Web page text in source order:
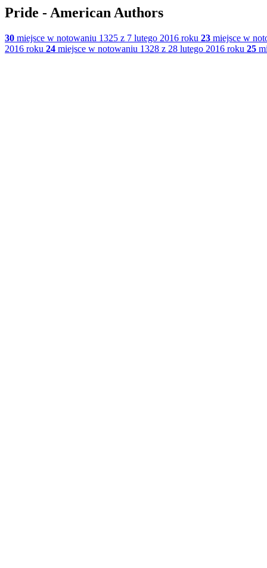
Pride - American Authors
30 miejsce w notowaniu 1325 z 7 lutego 2016 roku 23 miejsce w
2016 roku 24 miejsce w notowaniu 1328 z 28 lutego 2016 roku 25